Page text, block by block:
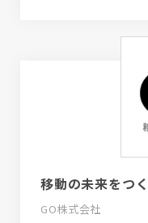
移動の未来をつ
GO株式会社